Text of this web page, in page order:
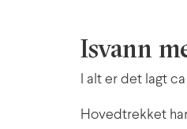
Isvann
I alt er det lagt
Hovedtrekket